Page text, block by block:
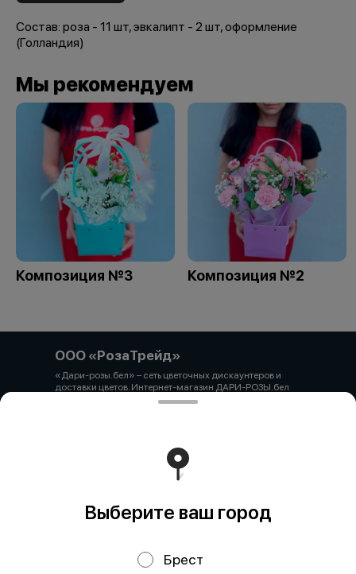
Состав: роза - 11 шт, эвкалипт - 2 шт, оформление
(Голландия)
Мы рекомендуем
Композиция №3 Композиция №2
ООО «РозаТрейд»
«Дари-розы.бел» – сеть цветочных дискаунтеров и
доставки цветов. Интернет-магазин ДАРИ-РОЗЫ.бел
зарегистрирован 06.12.2021 № 524431 в Торговом
выдано администрацией Первомайского района г.
Витебска от 12.10.2021 УНП 391926869 Мы принимаем
онлайн оплату. ВНИМАНИЕ перед оплатой уточняйте
наличие товара у менеджера.
Выберите ваш город
Брест